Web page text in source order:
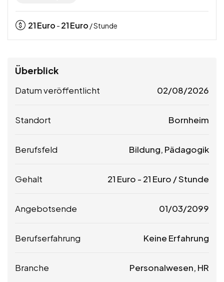
21Euro - 21Euro / Stunde
Überblick
Datum veröffentlicht 02/08/2026
Standort Bornheim
Berufsfeld Bildung, Pädagogik
Gehalt 21 Euro - 21 Euro / Stunde
Angebotsende 01/03/2099
Berufserfahrung Keine Erfahrung
Branche Personalwesen, HR